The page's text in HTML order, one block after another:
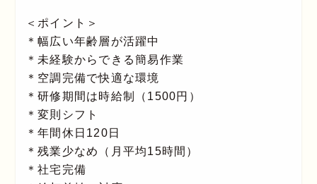
＜ポイント＞
＊幅広い年齢層が活躍中
＊未経験からできる簡易作業
＊空調完備で快適な環境
＊研修期間は時給制（1500円）
＊変則シフト
＊年間休日120日
＊残業少なめ（月平均15時間）
＊社宅完備